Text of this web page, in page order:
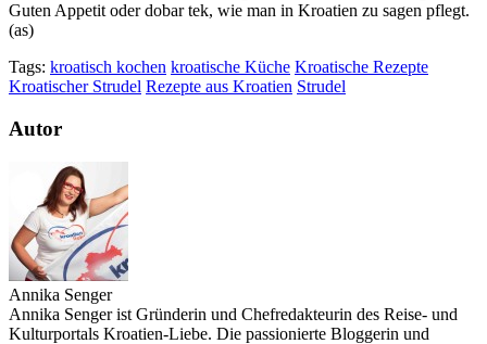
Guten Appetit oder dobar tek, wie man in Kroatien zu sagen pflegt.
(as)
Tags: kroatisch kochen kroatische Küche Kroatische Rezepte
Kroatischer Strudel Rezepte aus Kroatien Strudel
Autor
Annika Senger
Annika Senger ist Gründerin und Chefredakteurin des Reise- und
Kulturportals Kroatien-Liebe. Die passionierte Bloggerin und